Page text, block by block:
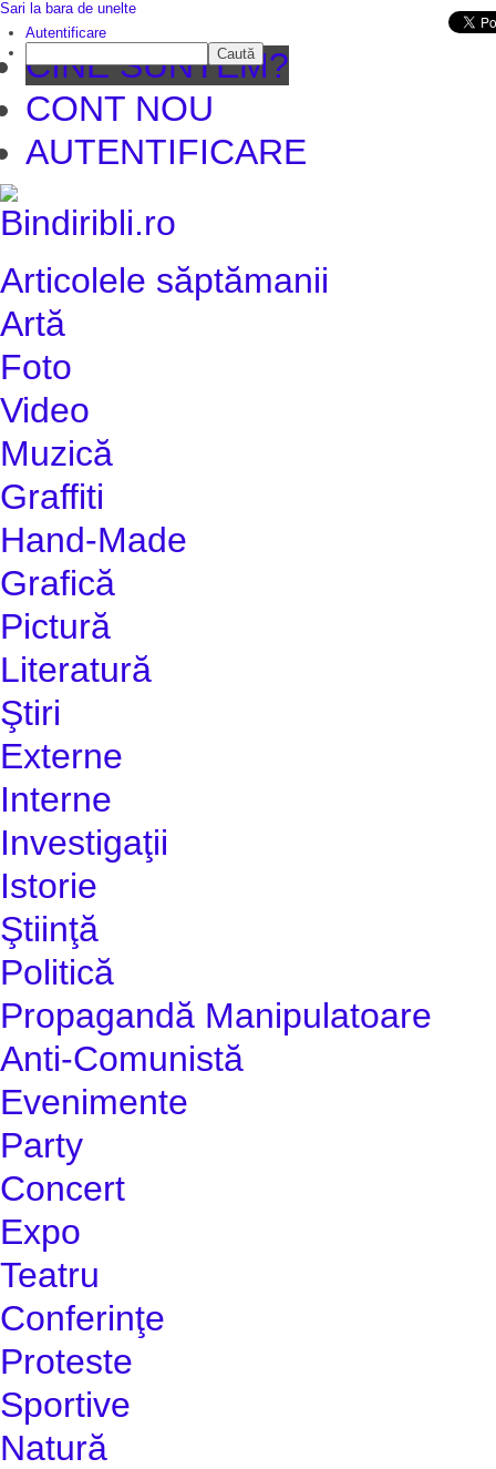
CINE SUNTEM?
CONT NOU
AUTENTIFICARE
Articolele săptămanii
Artă
Foto
Video
Muzică
Graffiti
Hand-Made
Grafică
Pictură
Literatură
Ştiri
Externe
Interne
Investigaţii
Istorie
Ştiinţă
Politică
Propagandă Manipulatoare
Anti-Comunistă
Evenimente
Party
Concert
Expo
Teatru
Conferinţe
Proteste
Sportive
Natură
Sari la bara de unelte
Autentificare
Caută